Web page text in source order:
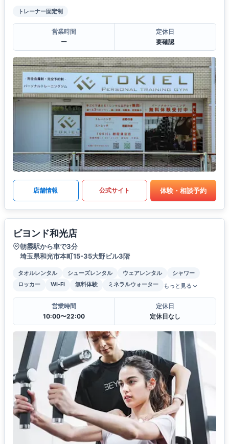
トレーナー固定制
営業時間
ー
定休日
要確認
店舗情報 公式サイト 体験・相談予約
ビヨンド和光店
朝霞駅から車で3分
埼玉県和光市本町15-35大野ビル3階
タオルレンタル シューズレンタル ウェアレンタル
シャワー
ロッカー
Wi-Fi 無料体験 ミネラルウォーター もっと見る
営業時間
10:00〜22:00
定休日
定休日なし